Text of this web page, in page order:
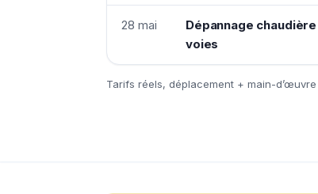
28 mai
Dépannage
voies
Tarifs réels, déplacement + main-